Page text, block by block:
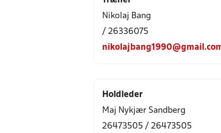
Nikolaj Bang
/ 26336075
Holdleder
Maj Nykjær Sandberg
26473505 / 26473505